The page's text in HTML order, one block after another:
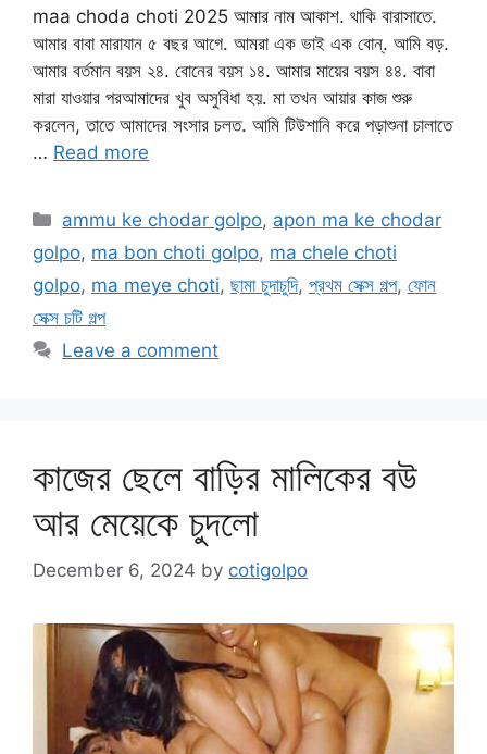
maa choda choti 2025 আমার নাম আকাশ. থাকি বারাসাতে.
আমার বাবা মারাযান ৫ বছর আগে. আমরা এক ভাই এক বোন্. আমি বড়.
আমার বর্তমান বয়স ২৪. বোনের বয়স ১৪. আমার মায়ের বয়স ৪৪. বাবা
মারা যাওয়ার পরআমাদের খুব অসুবিধা হয়. মা তখন আয়ার কাজ শুরু
করলেন, তাতে আমাদের সংসার চলত. আমি টিউশানি করে পড়াশুনা চালাতে
… Read more
Categories
ammu ke chodar golpo, apon ma ke chodar
golpo, ma bon choti golpo, ma chele choti
golpo, ma meye choti, ছামা চুদাচুদি, প্রথম সেক্স গল্প, ফোন
সেক্স চটি গল্প
Leave a comment
কাজের ছেলে বাড়ির মালিকের বউ
আর মেয়েকে চুদলো
December 6, 2024 by cotigolpo